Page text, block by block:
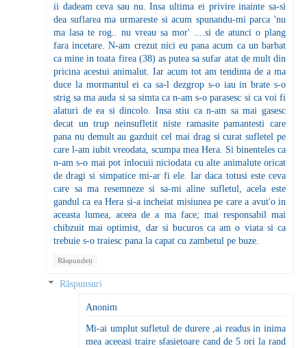
ii dadeam ceva sau nu. Insa ultima ei privire inainte sa-si
dea suflarea ma urmareste si acum spunandu-mi parca 'nu
ma lasa te rog.. nu vreau sa mor' ....si de atunci o plang
fara incetare. N-am crezut nici eu pana acum ca un barbat
ca mine in toata firea (38) as putea sa sufar atat de mult din
pricina acestui animalut. Iar acum tot am tendinta de a ma
duce la mormantul ei ca sa-l dezgrop s-o iau in brate s-o
strig sa ma auda si sa simta ca n-am s-o parasesc si ca voi fi
alaturi de ea si dincolo. Insa stiu ca n-am sa mai gasesc
decat un trup neinsufletit niste ramasite pamantesti care
pana nu demult au gazduit cel mai drag si curat sufletel pe
care l-am iubit vreodata, scumpa mea Hera. Si binenteles ca
n-am s-o mai pot inlocuii niciodata cu alte animalute oricat
de dragi si simpatice mi-ar fi ele. Iar daca totusi este ceva
care sa ma resemneze si sa-mi aline sufletul, acela este
gandul ca ea Hera si-a incheiat misiunea pe care a avut'o in
aceasta lumea, aceea de a ma face; mai responsabil mai
chibzuit mai optimist, dar si bucuros ca am o viata si ca
trebuie s-o traiesc pana la capat cu zambetul pe buze.
Răspundeți
Răspunsuri
Anonim
Mi-ai umplut sufletul de durere ,ai readus in inima
mea aceeasi traire sfasietoare cand de 5 ori la rand